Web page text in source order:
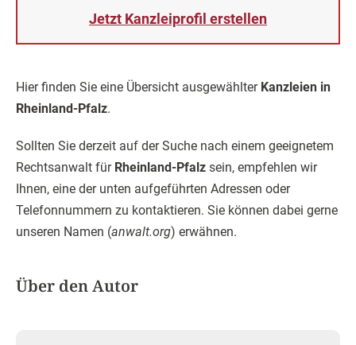
Jetzt Kanzleiprofil erstellen
Hier finden Sie eine Übersicht ausgewählter Kanzleien in
Rheinland-Pfalz.
Sollten Sie derzeit auf der Suche nach einem geeignetem
Rechtsanwalt für Rheinland-Pfalz sein, empfehlen wir
Ihnen, eine der unten aufgeführten Adressen oder
Telefonnummern zu kontaktieren. Sie können dabei gerne
unseren Namen (anwalt.org) erwähnen.
Über den Autor